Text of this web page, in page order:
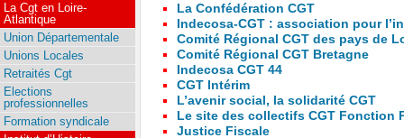
La Confédération CGT
Indecosa-CGT : association pour
Comité Régional CGT des pays de
Comité Régional CGT Bretagne
Indecosa CGT 44
CGT Intérim
L’avenir social, la solidarité CGT
Le site des collectifs CGT Fonction
Justice Fiscale
La Cgt en Loire-
Atlantique
Union Départementale
Unions Locales
Retraités Cgt
Elections
professionnelles
Formation syndicale